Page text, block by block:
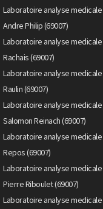
Laboratoire analyse medicale
Andre Philip (69007)
Laboratoire analyse medicale
Rachais (69007)
Laboratoire analyse medicale
Raulin (69007)
Laboratoire analyse medicale
Salomon Reinach (69007)
Laboratoire analyse medicale
Repos (69007)
Laboratoire analyse medicale
Pierre Riboulet (69007)
Laboratoire analyse medicale